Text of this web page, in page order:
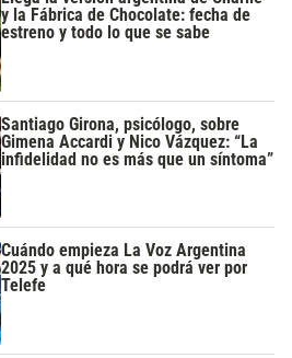
y la Fábrica de Chocolate: fecha de
estreno y todo lo que se sabe
Santiago Girona, psicólogo, sobre
Gimena Accardi y Nico Vázquez: “La
infidelidad no es más que un síntoma”
Cuándo empieza La Voz Argentina
2025 y a qué hora se podrá ver por
Telefe